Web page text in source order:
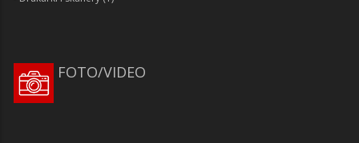
FOTO/VIDEO